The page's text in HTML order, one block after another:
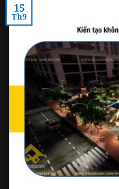
15
Th9